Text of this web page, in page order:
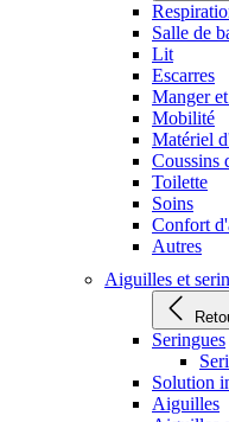
Salle de
Lit
Escarres
Manger
Mobilité
Matériel
Coussins
Toilette
Soins
Confort
Autres
Aiguilles et
Seringues
Solution
Aiguilles